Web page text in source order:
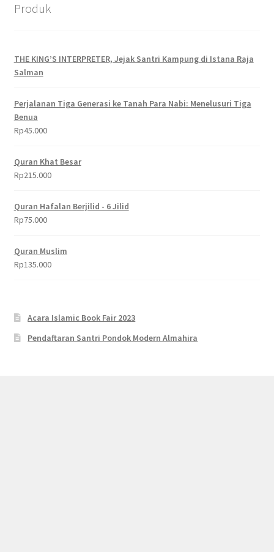
Produk
THE KING’S INTERPRETER, Jejak Santri Kampung di Istana Raja
Salman
Perjalanan Tiga Generasi ke Tanah Para Nabi: Menelusuri Tiga
Benua
Rp45.000
Quran Khat Besar
Rp215.000
Quran Hafalan Berjilid - 6 Jilid
Rp75.000
Quran Muslim
Rp135.000
Acara Islamic Book Fair 2023
Pendaftaran Santri Pondok Modern Almahira